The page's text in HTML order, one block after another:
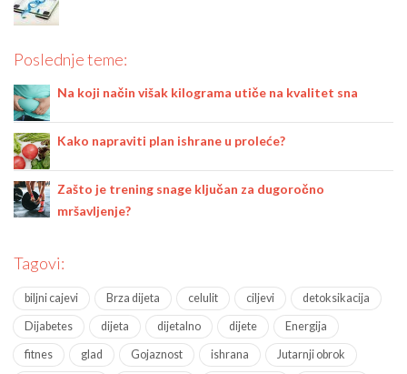
Poslednje teme:
Na koji način višak kilograma utiče na kvalitet sna
Kako napraviti plan ishrane u proleće?
Zašto je trening snage ključan za dugoročno
mršavljenje?
Tagovi:
biljni cajevi Brza dijeta celulit ciljevi detoksikacija
Dijabetes dijeta dijetalno dijete Energija
fitnes glad Gojaznost ishrana Jutarnji obrok